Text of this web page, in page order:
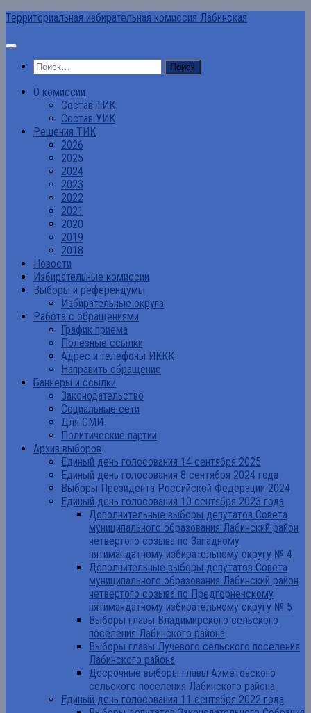
Перейти
содержимому
Территориальная избирательная комиссия Лабинская
Найти:
О комиссии
Состав ТИК
Состав УИК
Решения ТИК
2026
2025
2024
2023
2022
2021
2020
2019
2018
Новости
Избирательные комиссии
Выборы и референдумы
Избирательные округа
Работа с обращениями
График приема
Полезные ссылки
Адрес и телефоны ИККК
Направить обращение
Баннеры и ссылки
Законодательство
Социальные сети
Для СМИ
Политические партии
Архив выборов
Единый день голосования 14 сентября 2025
Единый день голосования 8 сентября 2024 года
Выборы Президента Российской Федерации 2024
Единый день голосования 10 сентября 2023 года
Дополнительные выборы депутатов Совета
муниципального образования Лабинский район
четвертого созыва по Западному
пятимандатному избирательному округу № 4
Дополнительные выборы депутатов Совета
муниципального образования Лабинский район
четвертого созыва по Предгорненскому
пятимандатному избирательному округу № 5
Выборы главы Владимирского сельского
поселения Лабинского района
Выборы главы Лучевого сельского поселения
Лабинского района
Досрочные выборы главы Ахметовского
сельского поселения Лабинского района
Единый день голосования 11 сентября 2022 года